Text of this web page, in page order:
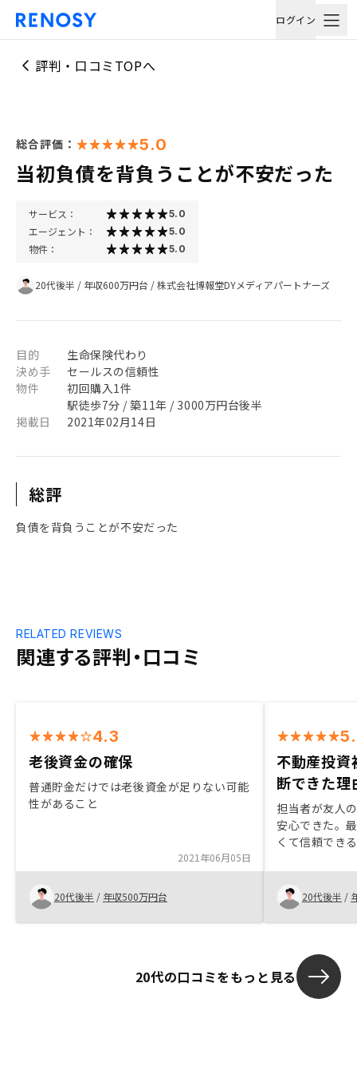
ログイン
評判・口コミTOPへ
総合評価： 5.0
当初負債を背負うことが不安だった
サービス： 5.0
エージェント： 5.0
物件： 5.0
20代後半 / 年収600万円台 /株式会社博報堂DYメディアパートナーズ
目的
生命保険代わり
決め手
セールスの信頼性
物件
初回購入1件
駅徒歩7分 / 築11年 / 3000万円台後半
掲載日
2021年02月14日
総評
負債を背負うことが不安だった
関連する評判・口コミ
RELATED REVIEWS
4.3
老後資金の確保
普通貯金だけでは老後資金が足りない可能
性があること
2021年06月05日
20代後半 / 年収500万円台
不動産投
断できた理
担当者が友人
安心できた。
くて信頼でき
将来の売却が
物件の立地が
た。20年後、
もっと手厚く
20代後半 /
20代の口コミをもっと見る